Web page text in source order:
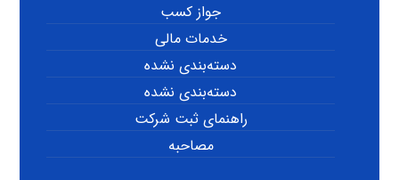
جواز کسب
خدمات مالی
دسته‌بندی نشده
دسته‌بندی نشده
راهنمای ثبت شرکت
مصاحبه